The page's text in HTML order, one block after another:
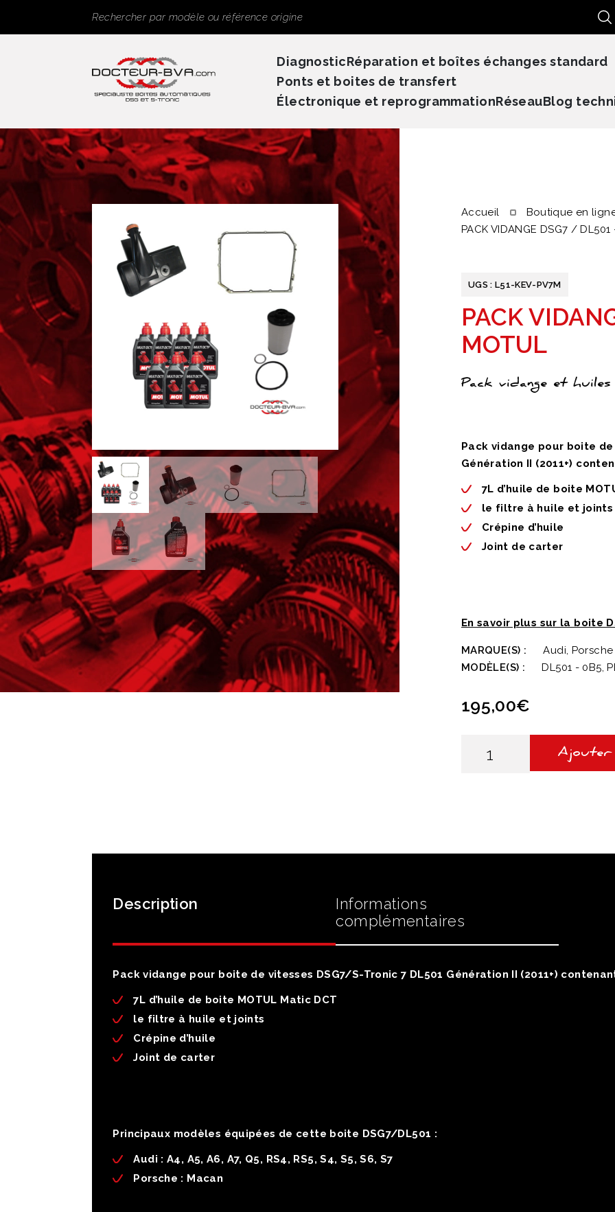
Rechercher
DiagnosticRéparation et boîtes échanges standard
Ponts et boites de transfert
Électronique et reprogrammationRéseauBlog
Accueil
Boutique en
PACK VIDANGE DSG7 / DL501
UGS : L51-KEV-PV7M
PACK
MOTUL
Pack vidange et huiles
Pack vidange pour boite de
Génération II (2011+)
7L d’huile de boite
le filtre à huile et joints
Crépine d’huile
Joint de carter
En savoir plus sur la boite
MARQUE(S) :
Audi, Porsche
MODÈLE(S) :
DL501 - 0B5,
195,00€
Ajouter
Description
Informations
complémentaires
Pack vidange pour boite de vitesses DSG7/S-Tronic 7 DL501 Génération II (2011+)
7L d’huile de boite MOTUL Matic DCT
le filtre à huile et joints
Crépine d’huile
Joint de carter
Principaux modèles équipées de cette boite DSG7/DL501 :
Audi : A4, A5, A6, A7, Q5, RS4, RS5, S4, S5, S6, S7
Porsche : Macan